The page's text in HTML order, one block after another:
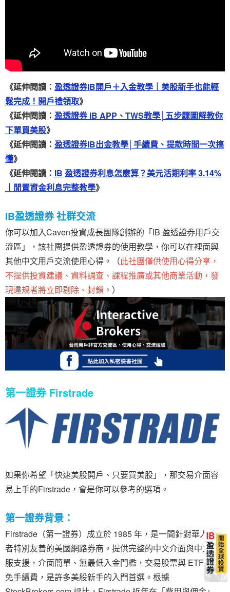
《延伸閱讀： 盈透證券IB開戶＋入金教學｜美股新手也能輕
鬆完成！開戶禮領取》
《延伸閱讀： 盈透證券 IB APP、TWS教學│五步驟圖解教你
下單買美股》
《延伸閱讀： 盈透證券IB出金教學│手續費、提款時間一次搞
懂》
《延伸閱讀： IB 盈透證券利息怎麼算？美元活期利率 3.14%
｜閒置資金利息完整教學》
IB盈透證券 社群交流
你可以加入Caven投資成長團隊創辦的「IB 盈透證券用戶交
流區」，該社團提供盈透證券的使用教學，你可以在裡面與
其他中文用戶交流使用心得。（此社團僅供使用心得分享，
不提供投資建議、資料調查、課程推廣或其他商業活動，發
現違規者將立即剔除、封鎖。 ）
第一證券 Firstrade
如果你希望「快速美股開戶、只要買美股」，那交易介面容
易上手的Firstrade，會是你可以參考的選項。
第一證券背景：
Firstrade（第一證券）成立於 1985 年，是一間針對華人投資
者特別友善的美國網路券商。提供完整的中文介面與中文客
服支援，介面簡單、無最低入金門檻，交易股票與 ETF 完全
免手續費，是許多美股新手的入門首選。根據